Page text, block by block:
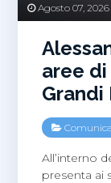
Agosto 07, 2026
aree
Grandi
All’interno
presenta ai